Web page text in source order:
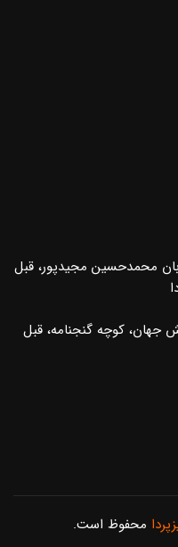
محمدحسین مجیدپور، قبل
جهان، کوچه گنجنامه، قبل
محفوظ است.